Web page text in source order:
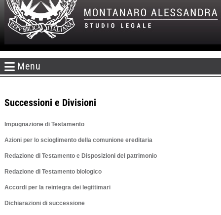
Menu
Successioni e Divisioni
Impugnazione di Testamento
Azioni per lo scioglimento della comunione ereditaria
Redazione di Testamento e Disposizioni del patrimonio
Redazione di Testamento biologico
Accordi per la reintegra dei legittimari
Dichiarazioni di successione